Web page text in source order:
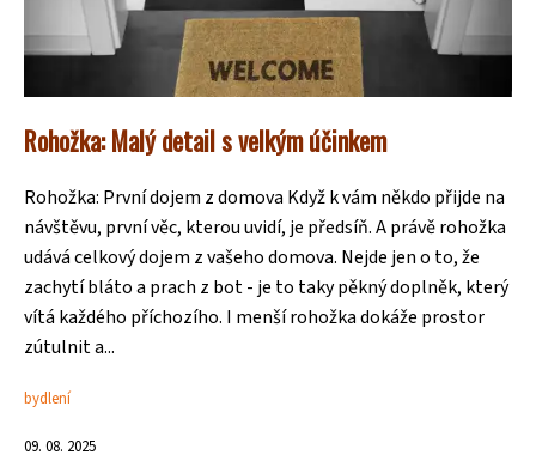
Rohožka: Malý detail s velkým účinkem
Rohožka: První dojem z domova Když k vám někdo přijde na
návštěvu, první věc, kterou uvidí, je předsíň. A právě rohožka
udává celkový dojem z vašeho domova. Nejde jen o to, že
zachytí bláto a prach z bot - je to taky pěkný doplněk, který
vítá každého příchozího. I menší rohožka dokáže prostor
zútulnit a...
bydlení
09. 08. 2025